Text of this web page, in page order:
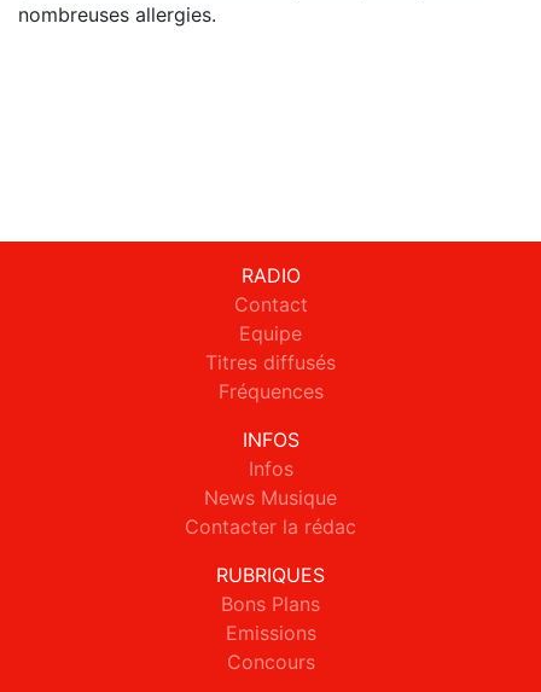
nombreuses allergies.
RADIO
Contact
Equipe
Titres diffusés
Fréquences
INFOS
Infos
News Musique
Contacter la rédac
RUBRIQUES
Bons Plans
Emissions
Concours